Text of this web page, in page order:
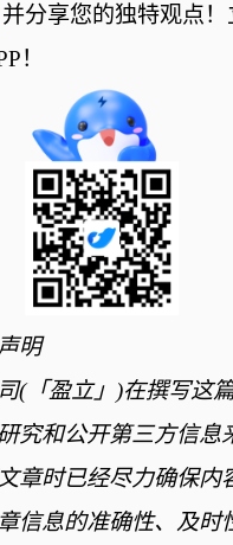
分享您的独特观点！
！
明
(「盈立」)在撰写这
究和公开第三方信息
章时已经尽力确保内
信息的准确性、及时